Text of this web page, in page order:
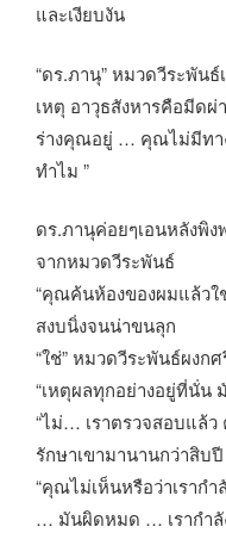
และเงียบงัน
“ดร.ภานุ” หมวดวีระพัน
เหตุ อาวุธสังหารคือมีด
ร่างคุณอยู่ … คุณไม่มีทา
ทำไม ”
ดร.ภานุค่อยๆเอนหลังพิง
จากหมวดวีระพันธ์
“คุณค้นห้องของผมแล้วใ
สงบนิ่งจนน่าขนลุก
“ใช่” หมวดวีระพันธ์ผงก
“เหตุผลทุกอย่างอยู่ที่นั่น
“ไม่… เราตรวจสอบแล้
รักษาเขามานานกว่าสิบ
“คุณไม่เห็นหรือว่าเราก
… มันผิดหมด … เรากำลั